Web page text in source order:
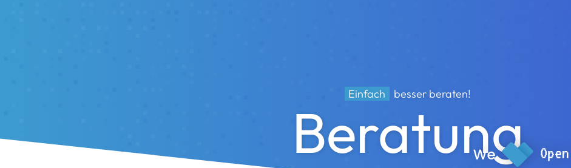
Einfach besser beraten!
Beratung